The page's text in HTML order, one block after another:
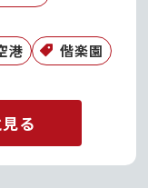
港 偕楽園
る